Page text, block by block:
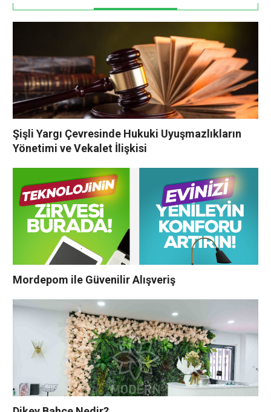
Şişli Yargı Çevresinde Hukuki Uyuşmazlıkların
Yönetimi ve Vekalet İlişkisi
Mordepom ile Güvenilir Alışveriş